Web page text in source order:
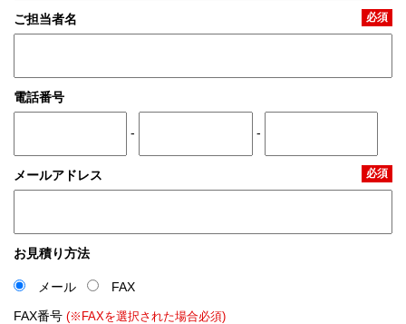
ご担当者名 必須
電話番号
- -
メールアドレス 必須
お見積り方法
メール
FAX
FAX番号 (※FAXを選択された場合必須)